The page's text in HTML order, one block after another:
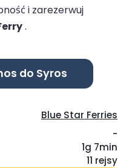
i zarezerwuj
.
do Syros
Blue Star Ferries
-
1g 7min
11 rejsy